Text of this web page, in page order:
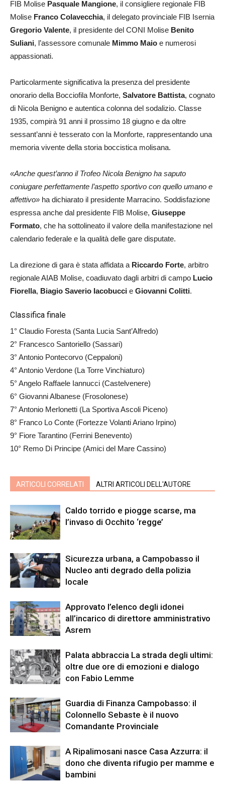
FIB Molise Pasquale Mangione, il consigliere regionale FIB
Molise Franco Colavecchia, il delegato provinciale FIB Isernia
Gregorio Valente, il presidente del CONI Molise Benito
Suliani, l’assessore comunale Mimmo Maio e numerosi
appassionati.
Particolarmente significativa la presenza del presidente
onorario della Bocciofila Monforte, Salvatore Battista, cognato
di Nicola Benigno e autentica colonna del sodalizio. Classe
1935, compirà 91 anni il prossimo 18 giugno e da oltre
sessant’anni è tesserato con la Monforte, rappresentando una
memoria vivente della storia boccistica molisana.
«Anche quest’anno il Trofeo Nicola Benigno ha saputo
coniugare perfettamente l’aspetto sportivo con quello umano e
affettivo» ha dichiarato il presidente Marracino. Soddisfazione
espressa anche dal presidente FIB Molise, Giuseppe
Formato, che ha sottolineato il valore della manifestazione nel
calendario federale e la qualità delle gare disputate.
La direzione di gara è stata affidata a Riccardo Forte, arbitro
regionale AIAB Molise, coadiuvato dagli arbitri di campo Lucio
Fiorella, Biagio Saverio Iacobucci e Giovanni Colitti.
Classifica finale
1° Claudio Foresta (Santa Lucia Sant’Alfredo)
2° Francesco Santoriello (Sassari)
3° Antonio Pontecorvo (Ceppaloni)
4° Antonio Verdone (La Torre Vinchiaturo)
5° Angelo Raffaele Iannucci (Castelvenere)
6° Giovanni Albanese (Frosolonese)
7° Antonio Merlonetti (La Sportiva Ascoli Piceno)
8° Franco Lo Conte (Fortezze Volanti Ariano Irpino)
9° Fiore Tarantino (Ferrini Benevento)
10° Remo Di Principe (Amici del Mare Cassino)
ARTICOLI CORRELATI ALTRI ARTICOLI DELL'AUTORE
Caldo torrido e piogge scarse, ma
l’invaso di Occhito ‘regge’
Sicurezza urbana, a Campobasso il
Nucleo anti degrado della polizia
locale
Approvato l’elenco degli idonei
all’incarico di direttore amministrativo
Asrem
Palata abbraccia La strada degli ultimi:
oltre due ore di emozioni e dialogo
con Fabio Lemme
Guardia di Finanza Campobasso: il
Colonnello Sebaste è il nuovo
Comandante Provinciale
A Ripalimosani nasce Casa Azzurra: il
dono che diventa rifugio per mamme e
bambini